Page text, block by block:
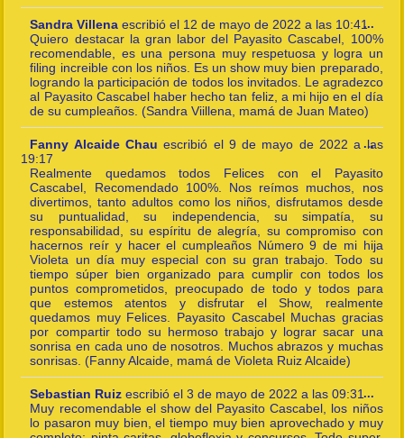
Sandra Villenaescribió el 12 de mayo de 2022 a las 10:41
Quiero destacar la gran labor del Payasito Cascabel, 100%
recomendable, es una persona muy respetuosa y logra un
filing increible con los niños. Es un show muy bien preparado,
logrando la participación de todos los invitados. Le agradezco
al Payasito Cascabel haber hecho tan feliz, a mi hijo en el día
de su cumpleaños. (Sandra Viillena, mamá de Juan Mateo)
...
this
Fanny Alcaide Chauescribió el9 de mayo de 2022 a las
19:17
Realmente quedamos todos Felices con el Payasito
Cascabel, Recomendado 100%. Nos reímos muchos, nos
divertimos, tanto adultos como los niños, disfrutamos desde
su puntualidad, su independencia, su simpatía, su
responsabilidad, su espíritu de alegría, su compromiso con
hacernos reír y hacer el cumpleaños Número 9 de mi hija
Violeta un día muy especial con su gran trabajo. Todo su
tiempo súper bien organizado para cumplir con todos los
puntos comprometidos, preocupado de todo y todos para
que estemos atentos y disfrutar el Show, realmente
quedamos muy Felices. Payasito Cascabel Muchas gracias
por compartir todo su hermoso trabajo y lograr sacar una
sonrisa en cada uno de nosotros. Muchos abrazos y muchas
sonrisas. (Fanny Alcaide, mamá de Violeta Ruiz Alcaide)
...
Sebastian Ruizescribió el 3 de mayo de 2022 a las 09:31
Muy recomendable el show del Payasito Cascabel, los niños
lo pasaron muy bien, el tiempo muy bien aprovechado y muy
...
this